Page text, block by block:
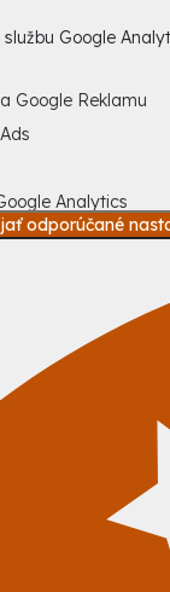
Google
Google Reklamu
Analytics
odporúčané